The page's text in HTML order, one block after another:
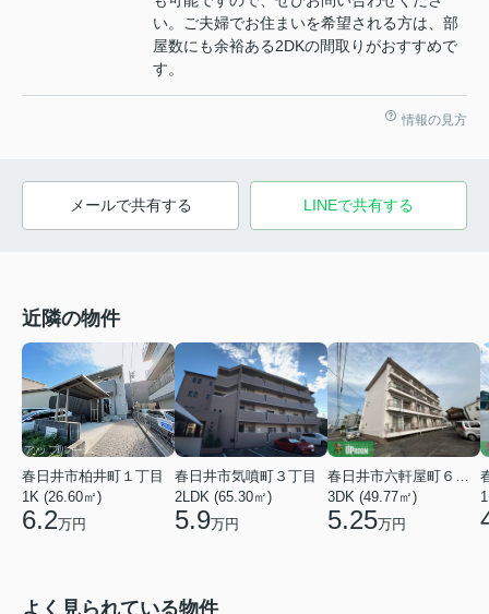
い。ご夫婦でお住まいを希望される方は、部
屋数にも余裕ある2DKの間取りがおすすめで
す。
情報の見方
メールで共有する LINEで共有する
近隣の物件
春日井市柏井町１丁目
1K (26.60㎡)
6.2万円
春日井市気噴町３丁目
2LDK (65.30㎡)
5.9万円
春日井市六軒屋町６丁目
3DK (49.77㎡)
5.25万円
よく見られている物件